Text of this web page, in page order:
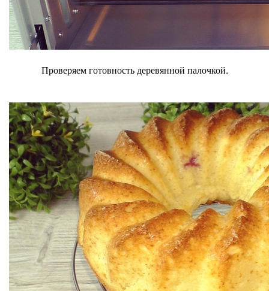
Проверяем готовность деревянной палочкой.